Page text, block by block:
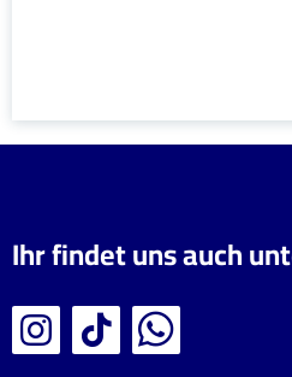
Ihr findet uns auch